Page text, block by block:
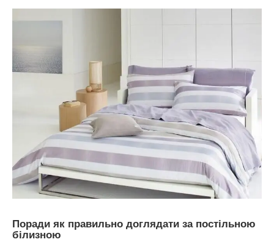
Поради як правильно доглядати за постільною
білизною